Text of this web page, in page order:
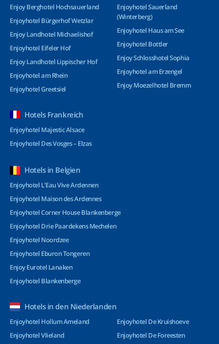
Enjoy Berghotel Hochsauerland
Enjoyhotel Bürgerhof Wetzlar
Enjoy Landhotel Michaelishof
Enjoyhotel Eifeler Hof
Enjoy Landhotel Lippischer Hof
Enjoyhotel am Rhein
Enjoyhotel Greetsiel
Enjoyhotel Sauerland
(Winterberg)
Enjoyhotel Haus am See
Enjoyhotel Bottler
Enjoy Schlosshotel Sophia
Enjoyhotel am Erzengel
Enjoy Moezelhotel Bremm
Hotels Frankreich
Enjoyhotel Majestic Alsace
Enjoyhotel Des Vosges – Elzas
Hotels in Belgien
Enjoyhotel L’Eau Vive Ardennen
Enjoyhotel Maison des Ardennes
Enjoyhotel Corner House Blankenberge
Enjoyhotel Drie Paardekens Mechelen
Enjoyhotel Noordzee
Enjoyhotel Eburon Tongeren
Enjoy Eurotel Lanaken
Enjoyhotel Blankenberge
Hotels in den Niederlanden
Enjoyhotel Hollum Ameland
Enjoyhotel Vlieland
Enjoyhotel De Kruishoeve
Enjoyhotel De Foreesten